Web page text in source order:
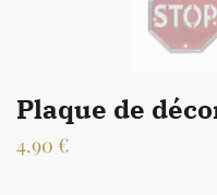
Plaque de
4.90 €